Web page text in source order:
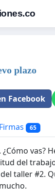
plazo
Facebook
Firmas 65
¿Cómo
del
taller #2.